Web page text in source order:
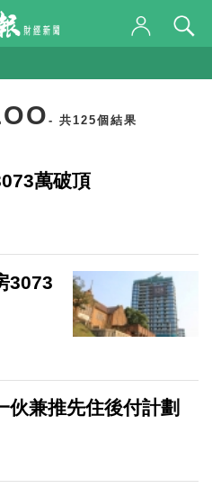
- 共125個結果
萬破頂
3073
伙兼推先住後付計劃